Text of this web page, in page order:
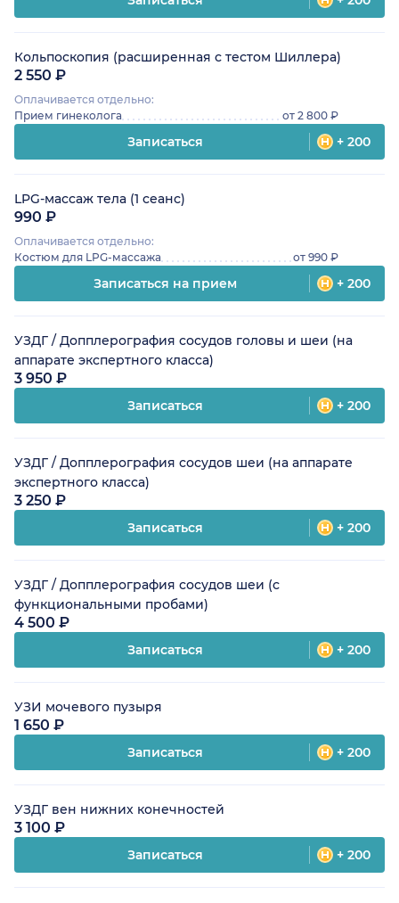
Кольпоскопия (расширенная с тестом Шиллера)
2 550 ₽
Оплачивается отдельно:
Прием гинеколога
от 2 800 ₽
Записаться + 200
LPG-массаж тела (1 сеанс)
990 ₽
Оплачивается отдельно:
Костюм для LPG-массажа
от 990 ₽
Записаться на прием + 200
УЗДГ / Допплерография сосудов головы и шеи (на
аппарате экспертного класса)
3 950 ₽
Записаться + 200
УЗДГ / Допплерография сосудов шеи (на аппарате
экспертного класса)
3 250 ₽
Записаться + 200
УЗДГ / Допплерография сосудов шеи (с
функциональными пробами)
4 500 ₽
Записаться + 200
УЗИ мочевого пузыря
1 650 ₽
Записаться + 200
УЗДГ вен нижних конечностей
3 100 ₽
Записаться + 200